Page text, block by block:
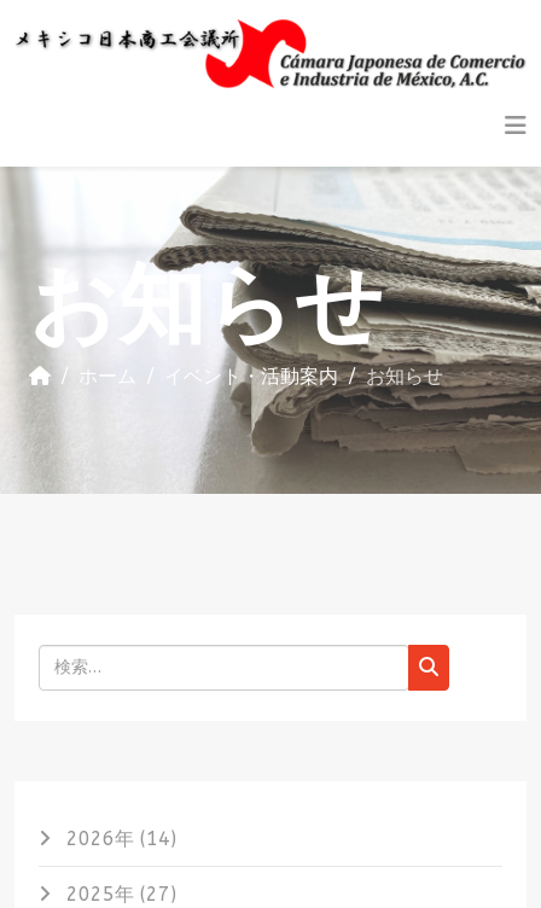
お知らせ
ホーム イベント・活動案内 お知らせ
検索
2026年 (14)
2025年 (27)